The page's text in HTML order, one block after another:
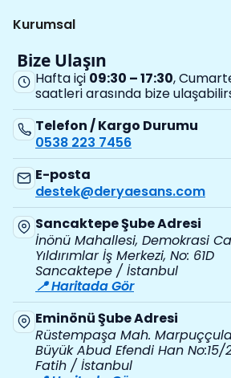
Kurumsal
Bize Ulaşın
Hafta içi 09:30 – 17:30,
saatleri arasında bize
Telefon / Kargo Durumu
0538 223 7456
E-posta
destek@deryaesans.com
Sancaktepe Şube Adresi
İnönü Mahallesi, Demokrasi
Yıldırımlar İş Merkezi, No: 61D
Sancaktepe / İstanbul
📍 Haritada Gör
Eminönü Şube Adresi
Rüstempaşa Mah.
Büyük Abud Efendi Han No:15/
Fatih / İstanbul